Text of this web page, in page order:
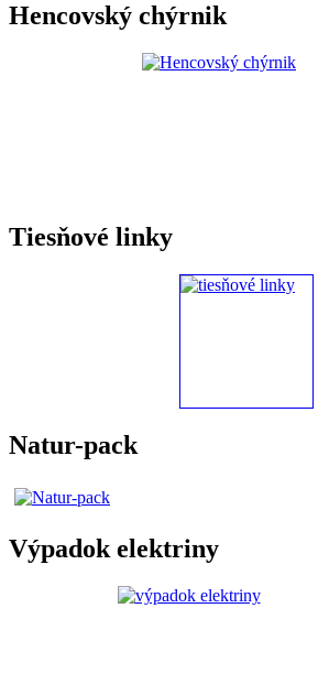
Hencovský chýrnik
Tiesňové linky
Natur-pack
Výpadok elektriny